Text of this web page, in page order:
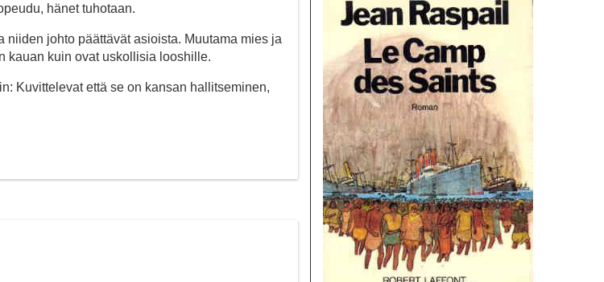
hänet tuhotaan.
johto päättävät asioista. Muutama mies ja
kauan kuin ovat uskollisia looshille.
Kuvittelevat että se on kansan hallitseminen,